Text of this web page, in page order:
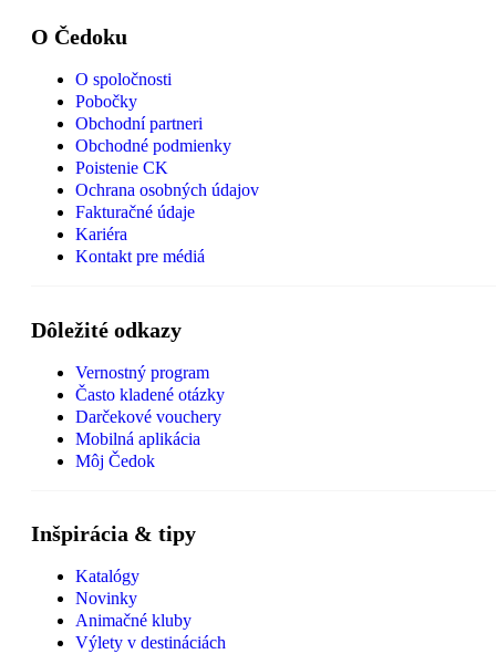
O Čedoku
O spoločnosti
Pobočky
Obchodní partneri
Obchodné podmienky
Poistenie CK
Ochrana osobných údajov
Fakturačné údaje
Kariéra
Kontakt pre médiá
Dôležité odkazy
Vernostný program
Často kladené otázky
Darčekové vouchery
Mobilná aplikácia
Môj Čedok
Inšpirácia & tipy
Katalógy
Novinky
Animačné kluby
Výlety v destináciách